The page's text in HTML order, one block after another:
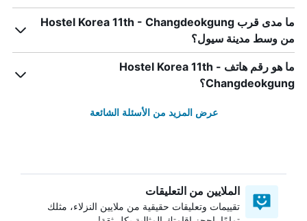
ما مدى قرب Hostel Korea 11th - Changdeokgung
من وسط مدينة سيول؟
ما هو رقم هاتف Hostel Korea 11th -
Changdeokgung؟
عرض المزيد من الأسئلة الشائعة
الملايين من التعليقات
تقييمات وتعليقات حقيقية من ملايين النزلاء، مثلك